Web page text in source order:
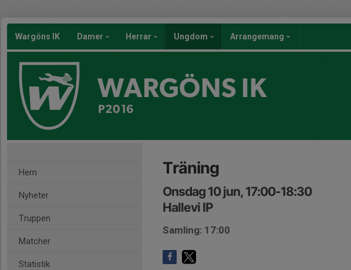
Wargöns IK Damer Herrar Ungdom Arrangemang
WARGÖNS IK
P2016
Hem
Nyheter
Truppen
Matcher
Statistik
Träning
Onsdag 10 jun, 17:00-18:30
Hallevi IP
Samling: 17:00